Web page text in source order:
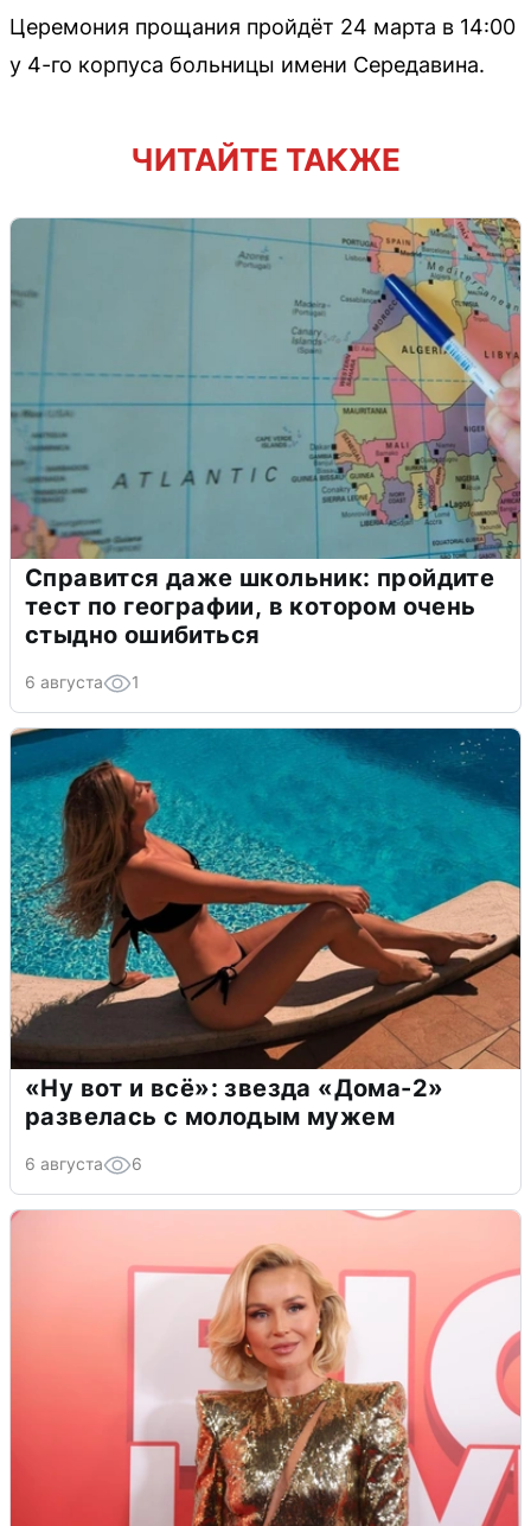
Церемония прощания пройдёт 24 марта в 14:00
у 4-го корпуса больницы имени Середавина.
ЧИТАЙТЕ ТАКЖЕ
Справится даже школьник: пройдите
тест по географии, в котором очень
стыдно ошибиться
6 августа 1
«Ну вот и всё»: звезда «Дома-2»
развелась с молодым мужем
6 августа 6